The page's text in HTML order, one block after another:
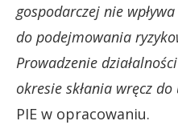
gospodarczej nie
do podejmowania
Prowadzenie
okresie skłania wręcz
PIE w opracowaniu.